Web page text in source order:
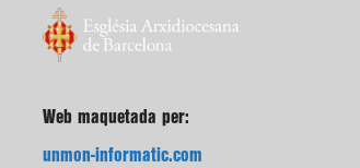
Web maquetada per:
unmon-informatic.com